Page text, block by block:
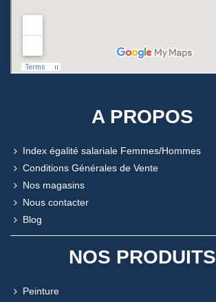
A PROPOS
Index égalité salariale Femmes/Hommes
Conditions Générales de Vente
Nos magasins
Nous contacter
Blog
NOS PRODUITS
Peinture